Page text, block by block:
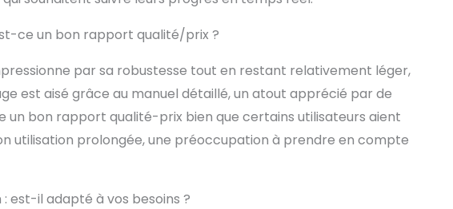
sans prendre de place dans votre salle de sport. En outre,
les pédales antidérapantes de 38 cm (L) x 12 cm (l) vous
assurent une expérience d'entraînement stable et
agréable. Service fiable : Ne vous inquiétez pas, chaque
velo elliptique est testé avant d'être expédié, et la machine
est livrée avec des instructions détaillées et des outils. il est
facile d'assembler la machine. si vous avez besoin de la
vidéo d'installation, ou toute autre question, n'hésitez pas
du vendeur pour poser une question, 2. contactez-nous
ce un bon rapport qualité/prix ?
par sa robustesse tout en restant relativement léger,
est aisé grâce au manuel détaillé, un atout apprécié par de
un bon rapport qualité-prix bien que certains utilisateurs aient
utilisation prolongée, une préoccupation à prendre en compte
est-il adapté à vos besoins ?